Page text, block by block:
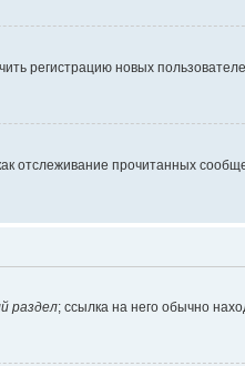
регистрацию новых
отслеживание прочитанных
раздел; ссылка на него обычно